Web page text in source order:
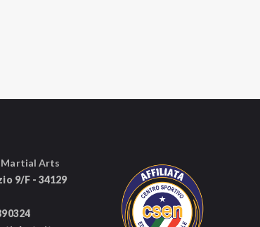
Martial Arts
9/F - 34129